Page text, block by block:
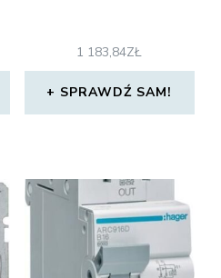
1 183,84ZŁ
SPRAWDŹ SAM!